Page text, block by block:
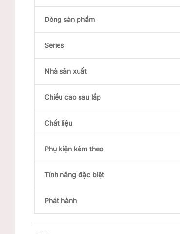
Dòng sản phẩm
Series
Nhà sản xuất
Chiều cao sau lắp
Chất liệu
Phụ kiện kèm theo
Tính năng đặc biệt
Phát hành